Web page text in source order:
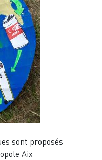
sont proposés
Aix